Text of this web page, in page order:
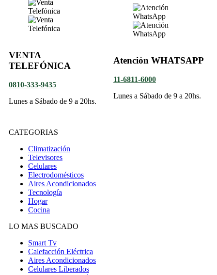
VENTA
TELEFÓNICA
0810-333-9435
Lunes a Sábado de 9 a 20hs.
Atención WHATSAPP
11-6811-6000
Lunes a Sábado de 9 a 20hs.
CATEGORIAS
Climatización
Televisores
Celulares
Electrodomésticos
Aires Acondicionados
Tecnología
Hogar
Cocina
LO MAS BUSCADO
Smart Tv
Calefacción Eléctrica
Aires Acondicionados
Celulares Liberados